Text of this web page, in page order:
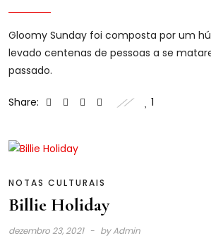
Gloomy Sunday foi composta por um
levado centenas de pessoas a se
passado.
Share: 1
NOTAS CULTURAIS
Billie Holiday
dezembro 23, 2021 byAdmin